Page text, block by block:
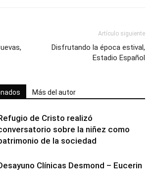
Artículo siguiente
Disfrutando la época estival,
Estadio Español
Más del autor
de Cristo realizó
sobre la niñez como
de la sociedad
Clínicas Desmond – Eucerin